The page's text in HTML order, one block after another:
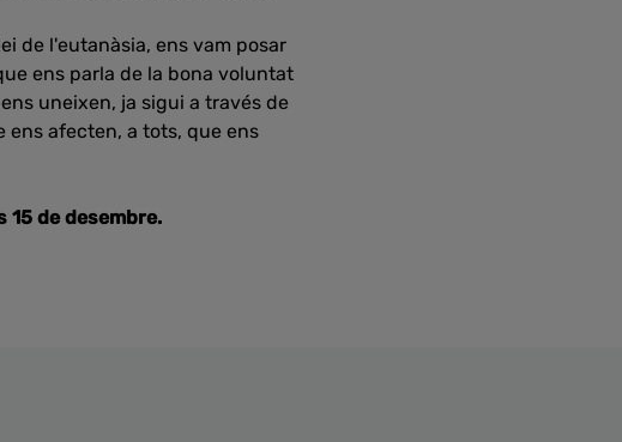
de l'eutanàsia, ens vam posar
ens parla de la bona voluntat
uneixen, ja sigui a través de
ens afecten, a tots, que ens
de desembre.